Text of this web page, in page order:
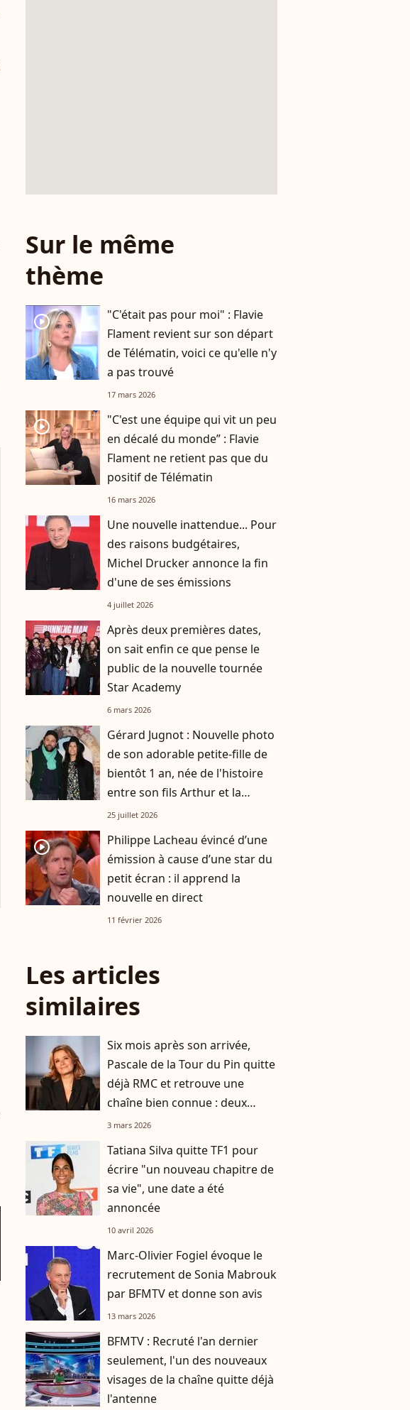
Sur le même
thème
player2
"C'était pas pour moi" : Flavie
Flament revient sur son départ
de Télématin, voici ce qu'elle n'y
a pas trouvé
17 mars 2026
player2
"C'est une équipe qui vit un peu
en décalé du monde” : Flavie
Flament ne retient pas que du
positif de Télématin
16 mars 2026
Une nouvelle inattendue... Pour
des raisons budgétaires,
Michel Drucker annonce la fin
d'une de ses émissions
4 juillet 2026
Après deux premières dates,
on sait enfin ce que pense le
public de la nouvelle tournée
Star Academy
6 mars 2026
Gérard Jugnot : Nouvelle photo
de son adorable petite-fille de
bientôt 1 an, née de l'histoire
entre son fils Arthur et la
comédienne Flavie Péan
25 juillet 2026
player2
Philippe Lacheau évincé d’une
émission à cause d’une star du
petit écran : il apprend la
nouvelle en direct
11 février 2026
Les articles
similaires
Six mois après son arrivée,
Pascale de la Tour du Pin quitte
déjà RMC et retrouve une
chaîne bien connue : deux
journalistes évincés pour la
3 mars 2026
Tatiana Silva quitte TF1 pour
écrire "un nouveau chapitre de
sa vie", une date a été
annoncée
10 avril 2026
Marc-Olivier Fogiel évoque le
recrutement de Sonia Mabrouk
par BFMTV et donne son avis
13 mars 2026
BFMTV : Recruté l'an dernier
seulement, l'un des nouveaux
visages de la chaîne quitte déjà
l'antenne